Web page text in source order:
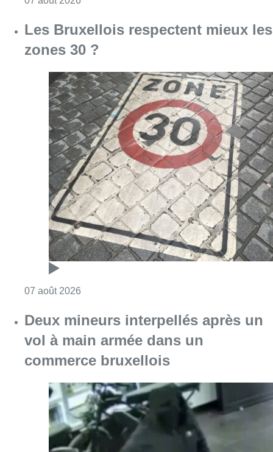
07 août 2026Consulter l'article "Les Bruxellois
Deux mineurs interpellés après un
vol à main armée dans un
commerce bruxellois
07 août 2026Consulter l'article "Deux mineurs